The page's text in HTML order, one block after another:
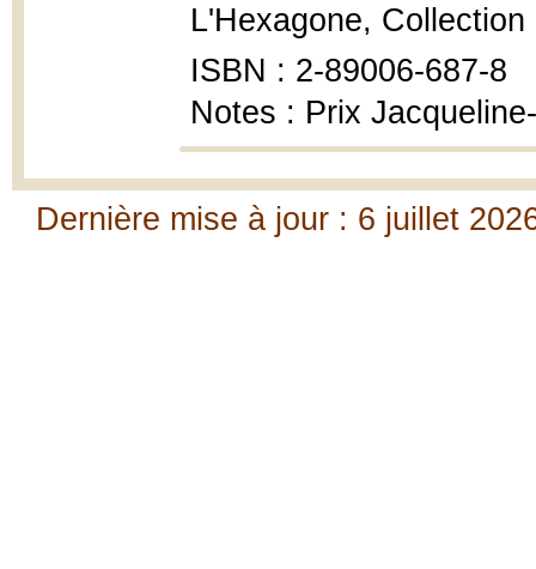
L'Hexagone,
ISBN : 2-89006-687-8
Notes : Prix
Dernière mise à jour : 6 juillet